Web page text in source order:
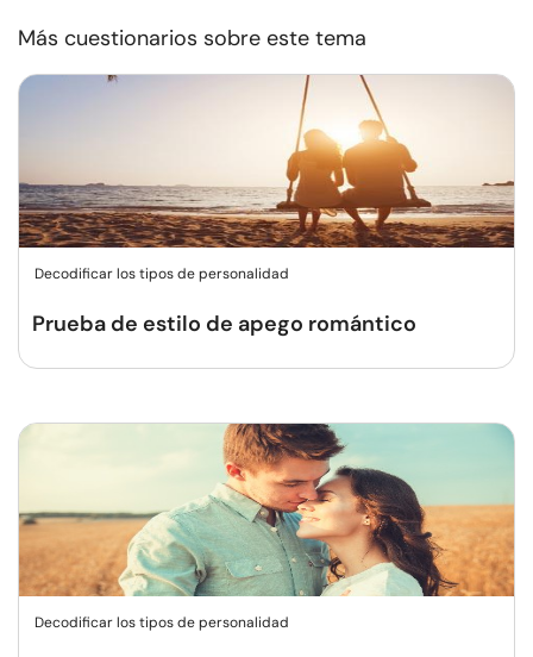
Más cuestionarios sobre este tema
Decodificar los tipos de personalidad
Prueba de estilo de apego romántico
Decodificar los tipos de personalidad